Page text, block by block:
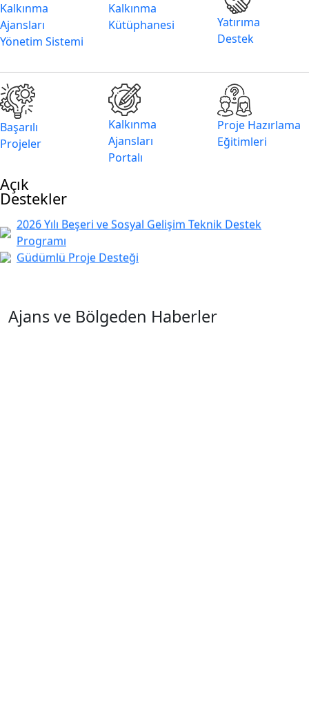
Kalkınma
Ajansları
Yönetim Sistemi
Kalkınma
Kütüphanesi
Yatırıma
Destek
Başarılı
Projeler
Kalkınma
Ajansları
Portalı
Proje Hazırlama
Eğitimleri
Açık
Destekler
2026 Yılı Yönetim Danışmanlığı Teknik Destek Programı
Programı
2026 Yılı Beşeri ve Sosyal Gelişim Teknik Destek
Programı
Güdümlü Proje Desteği
Ajans ve Bölgeden Haberler